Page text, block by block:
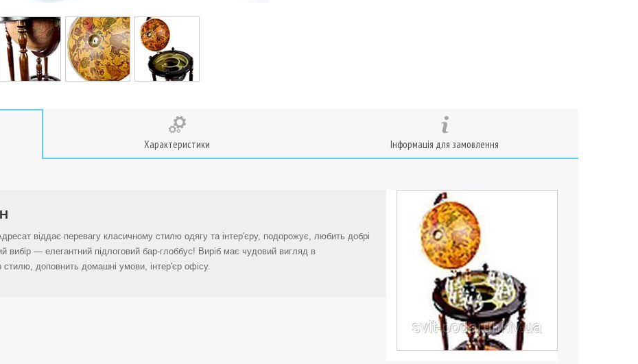
Характеристики Інформація для замовлення
віддає перевагу класичному стилю одягу та інтер'єру, подорожує, любить добрі
вибір — елегантний підлоговий бар-глоббус! Виріб має чудовий вигляд в
стилю, доповнить домашні умови, інтер'єр офісу.